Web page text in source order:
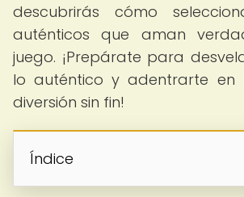
descubrirás cómo
auténticos que aman
juego. ¡Prepárate para
lo auténtico y adentrarte en
diversión sin fin!
Índice